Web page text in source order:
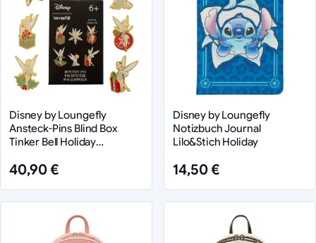
Disney by Loungefly
Ansteck-Pins Blind Box
Tinker Bell Holiday
40,90 €
Disney by Loungefly
Notizbuch Journal
Lilo&Stich Holiday
14,50 €